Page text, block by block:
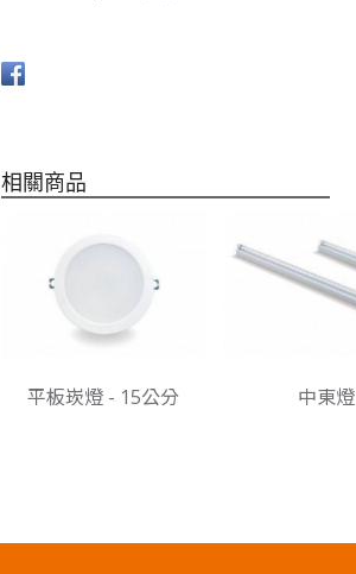
相關商品
平板崁燈 - 15公分 中東燈